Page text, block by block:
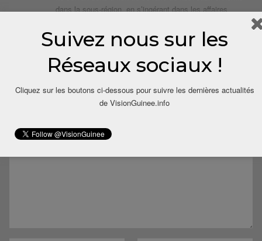
dans la sous-région, en s’ingérant dans les affaires
Merci.
LAISSER UN COMMENTAIRE
Suivez nous sur les
Réseaux sociaux !
Cliquez sur les boutons ci-dessous pour suivre les dernières actualités
de VisionGuinee.info